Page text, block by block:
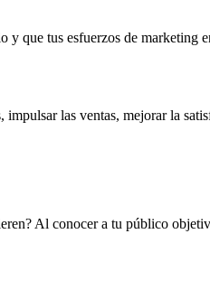
y que tus esfuerzos de marketing
impulsar las ventas, mejorar la
Al conocer a tu público